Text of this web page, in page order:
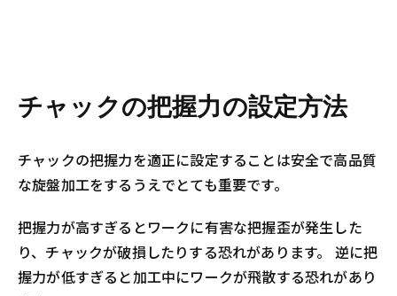
チャックの把握力の設定方法
チャックの把握力を適正に設定することは安全で高品質
な旋盤加工をするうえでとても重要です。
把握力が高すぎるとワークに有害な把握歪が発生した
り、チャックが破損したりする恐れがあります。 逆に把
握力が低すぎると加工中にワークが飛散する恐れがあり